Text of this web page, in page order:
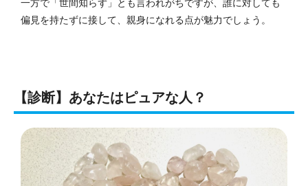
一方で「世間知らず」とも言われがちですが、誰に対しても
偏見を持たずに接して、親身になれる点が魅力でしょう。
【診断】あなたはピュアな人？